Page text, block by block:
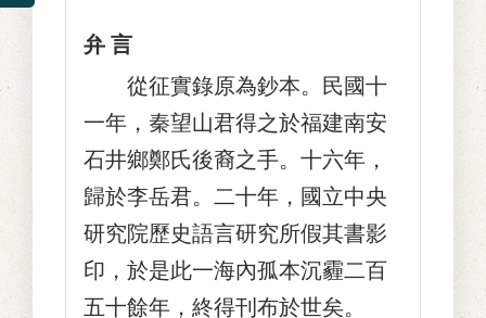
弁 言
從征實錄原為鈔本。民國十
一年，秦望山君得之於福建南安
石井鄉鄭氏後裔之手。十六年，
歸於李岳君。二十年，國立中央
研究院歷史語言研究所假其書影
印，於是此一海內孤本沉霾二百
五十餘年，終得刊布於世矣。